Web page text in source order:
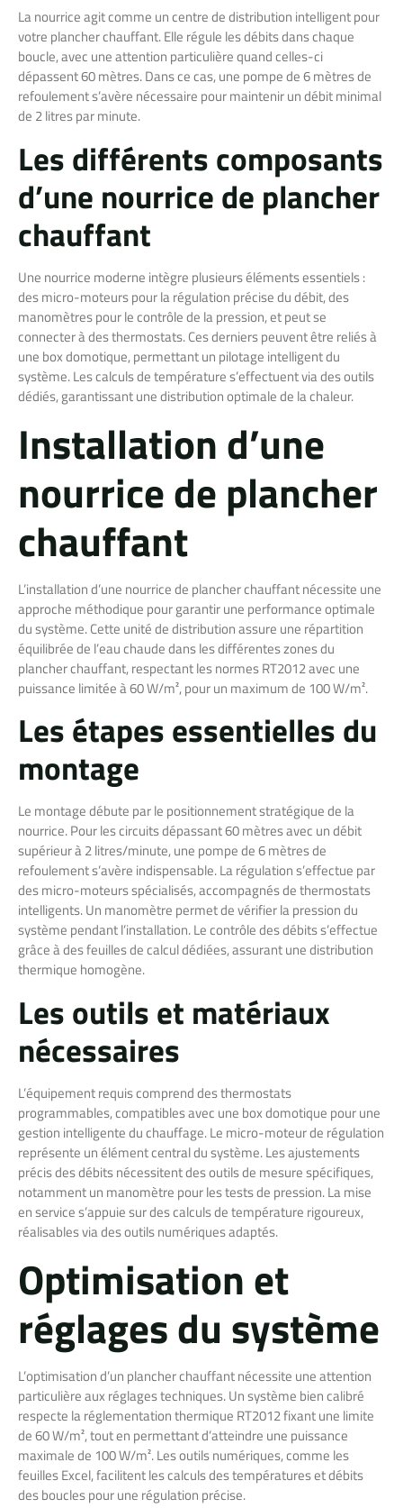
La nourrice agit comme un centre de distribution intelligent pour
votre plancher chauffant. Elle régule les débits dans chaque
boucle, avec une attention particulière quand celles-ci
dépassent 60 mètres. Dans ce cas, une pompe de 6 mètres de
refoulement s’avère nécessaire pour maintenir un débit minimal
de 2 litres par minute.
Les différents composants
d’une nourrice de plancher
chauffant
Une nourrice moderne intègre plusieurs éléments essentiels :
des micro-moteurs pour la régulation précise du débit, des
manomètres pour le contrôle de la pression, et peut se
connecter à des thermostats. Ces derniers peuvent être reliés à
une box domotique, permettant un pilotage intelligent du
système. Les calculs de température s’effectuent via des outils
dédiés, garantissant une distribution optimale de la chaleur.
Installation d’une
nourrice de plancher
chauffant
L’installation d’une nourrice de plancher chauffant nécessite une
approche méthodique pour garantir une performance optimale
du système. Cette unité de distribution assure une répartition
équilibrée de l’eau chaude dans les différentes zones du
plancher chauffant, respectant les normes RT2012 avec une
puissance limitée à 60 W/m², pour un maximum de 100 W/m².
Les étapes essentielles du
montage
Le montage débute par le positionnement stratégique de la
nourrice. Pour les circuits dépassant 60 mètres avec un débit
supérieur à 2 litres/minute, une pompe de 6 mètres de
refoulement s’avère indispensable. La régulation s’effectue par
des micro-moteurs spécialisés, accompagnés de thermostats
intelligents. Un manomètre permet de vérifier la pression du
système pendant l’installation. Le contrôle des débits s’effectue
grâce à des feuilles de calcul dédiées, assurant une distribution
thermique homogène.
Les outils et matériaux
nécessaires
L’équipement requis comprend des thermostats
programmables, compatibles avec une box domotique pour une
gestion intelligente du chauffage. Le micro-moteur de régulation
représente un élément central du système. Les ajustements
précis des débits nécessitent des outils de mesure spécifiques,
notamment un manomètre pour les tests de pression. La mise
en service s’appuie sur des calculs de température rigoureux,
réalisables via des outils numériques adaptés.
Optimisation et
réglages du système
L’optimisation d’un plancher chauffant nécessite une attention
particulière aux réglages techniques. Un système bien calibré
respecte la réglementation thermique RT2012 fixant une limite
de 60 W/m², tout en permettant d’atteindre une puissance
maximale de 100 W/m². Les outils numériques, comme les
feuilles Excel, facilitent les calculs des températures et débits
des boucles pour une régulation précise.